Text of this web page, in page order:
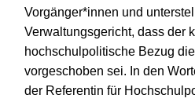
Vorgänger*innen und
Verwaltungsgericht, dass der
hochschulpolitische Bezug
vorgeschoben sei. In den
der Referentin für